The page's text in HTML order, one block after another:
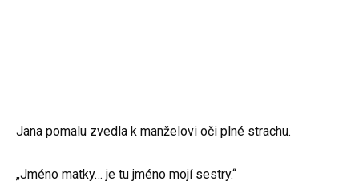
Jana pomalu zvedla k manželovi oči plné strachu.
„Jméno matky… je tu jméno mojí sestry.“